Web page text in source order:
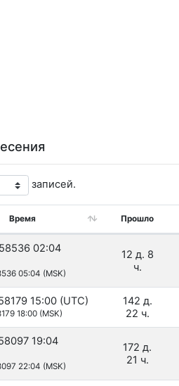
записей.
Время Прошло
02:04
05:04 (MSK)
12 д. 8
ч.
15:00 (UTC)
18:00 (MSK)
142 д.
22 ч.
19:04
22:04 (MSK)
172 д.
21 ч.